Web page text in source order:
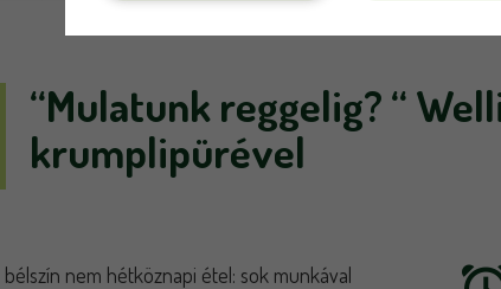
“Mulatunk reggelig? “
krumplipürével
nem hétköznapi étel: sok munkával